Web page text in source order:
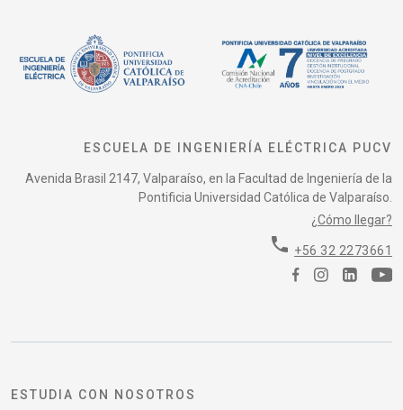
ESCUELA DE INGENIERÍA ELÉCTRICA PUCV
Avenida Brasil 2147, Valparaíso, en la Facultad de Ingeniería de la
Pontificia Universidad Católica de Valparaíso.
¿Cómo llegar?
phone +56 32 2273661
ESTUDIA CON NOSOTROS